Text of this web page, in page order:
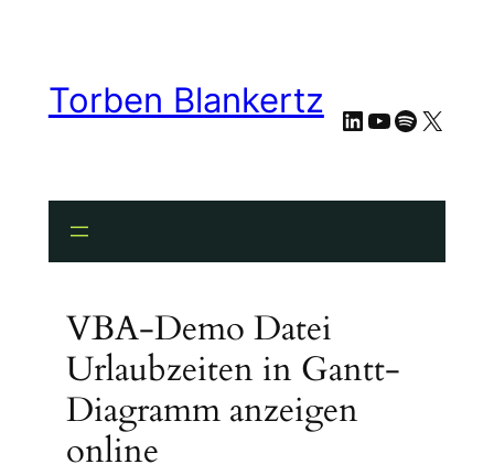
Torben Blankertz LinkedIn
YouTube
Spotify
X
VBA-Demo Datei
Urlaubzeiten in Gantt-
Diagramm anzeigen
online